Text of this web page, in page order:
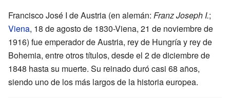
Francisco José I de Austria (en alemán: Franz Joseph I.;
Viena, 18 de agosto de 1830-Viena, 21 de noviembre de
1916) fue emperador de Austria, rey de Hungría y rey de
Bohemia, entre otros títulos, desde el 2 de diciembre de
1848 hasta su muerte. Su reinado duró casi 68 años,
siendo uno de los más largos de la historia europea.